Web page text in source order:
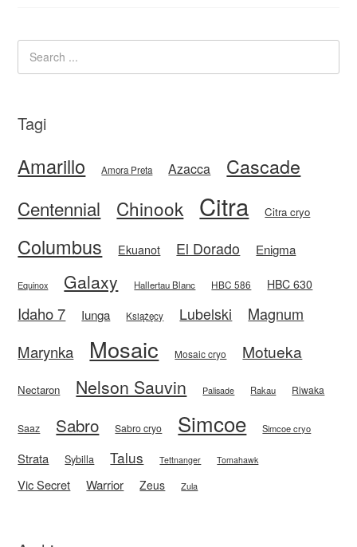
Tagi
Amarillo Amora Preta Azacca Cascade
Centennial Chinook Citra Citra cryo
Columbus Ekuanot El Dorado Enigma
Equinox Galaxy Hallertau Blanc HBC 586 HBC 630
Idaho 7 Iunga Książęcy Lubelski
Magnum
Marynka
Mosaic Mosaic cryo Motueka
Nectaron Nelson Sauvin Palisade Rakau Riwaka
Saaz Sabro Sabro cryo Simcoe Simcoe cryo
Strata Sybilla Talus Tettnanger Tomahawk
Vic Secret Warrior Zeus Zula